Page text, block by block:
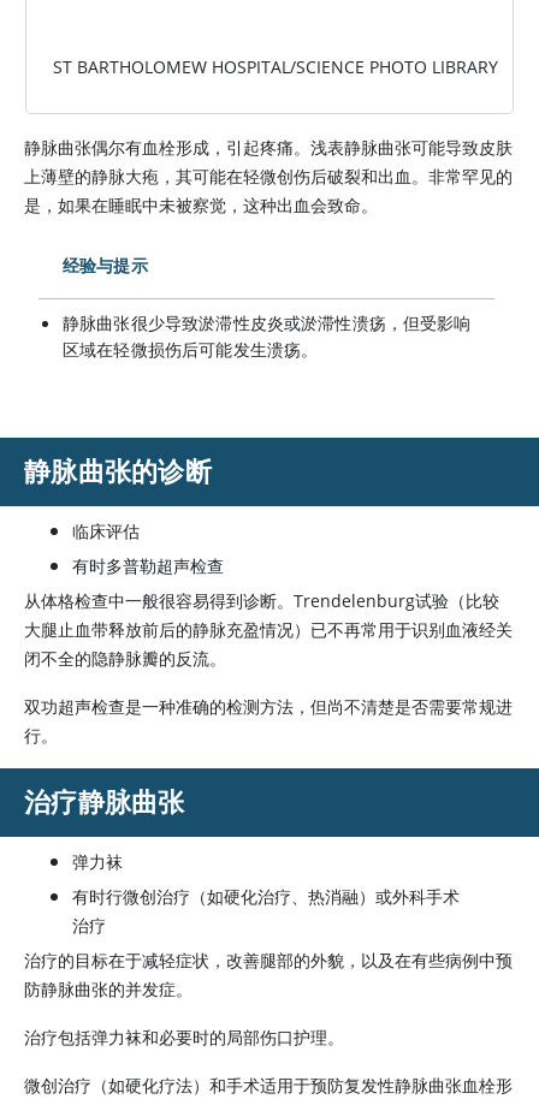
ST BARTHOLOMEW HOSPITAL/SCIENCE PHOTO LIBRARY
静脉曲张偶尔有血栓形成，引起疼痛。浅表静脉曲张可能导致皮肤
上薄壁的静脉大疱，其可能在轻微创伤后破裂和出血。非常罕见的
是，如果在睡眠中未被察觉，这种出血会致命。
经验与提示
静脉曲张很少导致淤滞性皮炎或淤滞性溃疡，但受影响
区域在轻微损伤后可能发生溃疡。
静脉曲张的诊断
临床评估
有时多普勒超声检查
从体格检查中一般很容易得到诊断。Trendelenburg试验（比较
大腿止血带释放前后的静脉充盈情况）已不再常用于识别血液经关
闭不全的隐静脉瓣的反流。
双功超声检查是一种准确的检测方法，但尚不清楚是否需要常规进
行。
治疗静脉曲张
弹力袜
有时行微创治疗（如硬化治疗、热消融）或外科手术
治疗
治疗的目标在于减轻症状，改善腿部的外貌，以及在有些病例中预
防静脉曲张的并发症。
治疗包括弹力袜和必要时的局部伤口护理。
微创治疗（如硬化疗法）和手术适用于预防复发性静脉曲张血栓形